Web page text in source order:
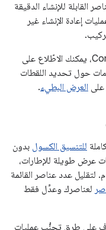
القابلة للإنشاء الدقيقة
إعادة الإنشاء غير
حول تحديد اللقطات
على العرض البطيء.
للتنسيق الكسول بدون
عرض طويلة للإطارات،
عدد عناصر القائمة
لعناصرك وعدِّل فقط
على طرق تجنُّب عمليات